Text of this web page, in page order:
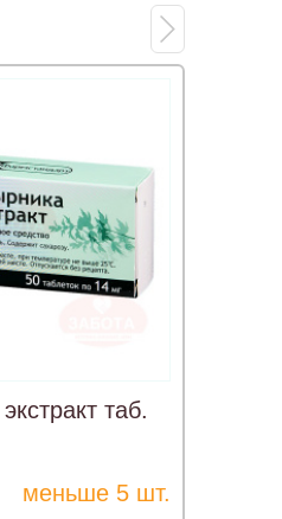
таб.
меньше 5 шт.